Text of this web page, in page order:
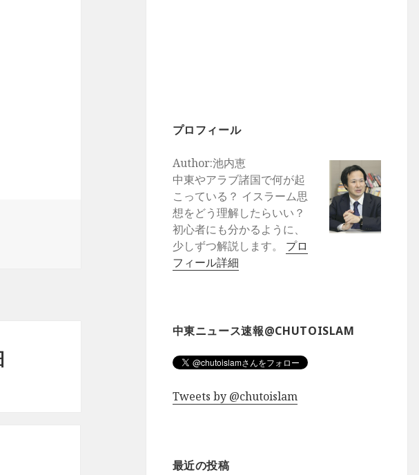
プロフィール
Author:池内恵
中東やアラブ諸国で何が起
こっている？ イスラーム思
想をどう理解したらいい？
初心者にも分かるように、
少しずつ解説します。 プロ
フィール詳細
中東ニュース速報@CHUTOISLAM
Tweets by @chutoislam
最近の投稿